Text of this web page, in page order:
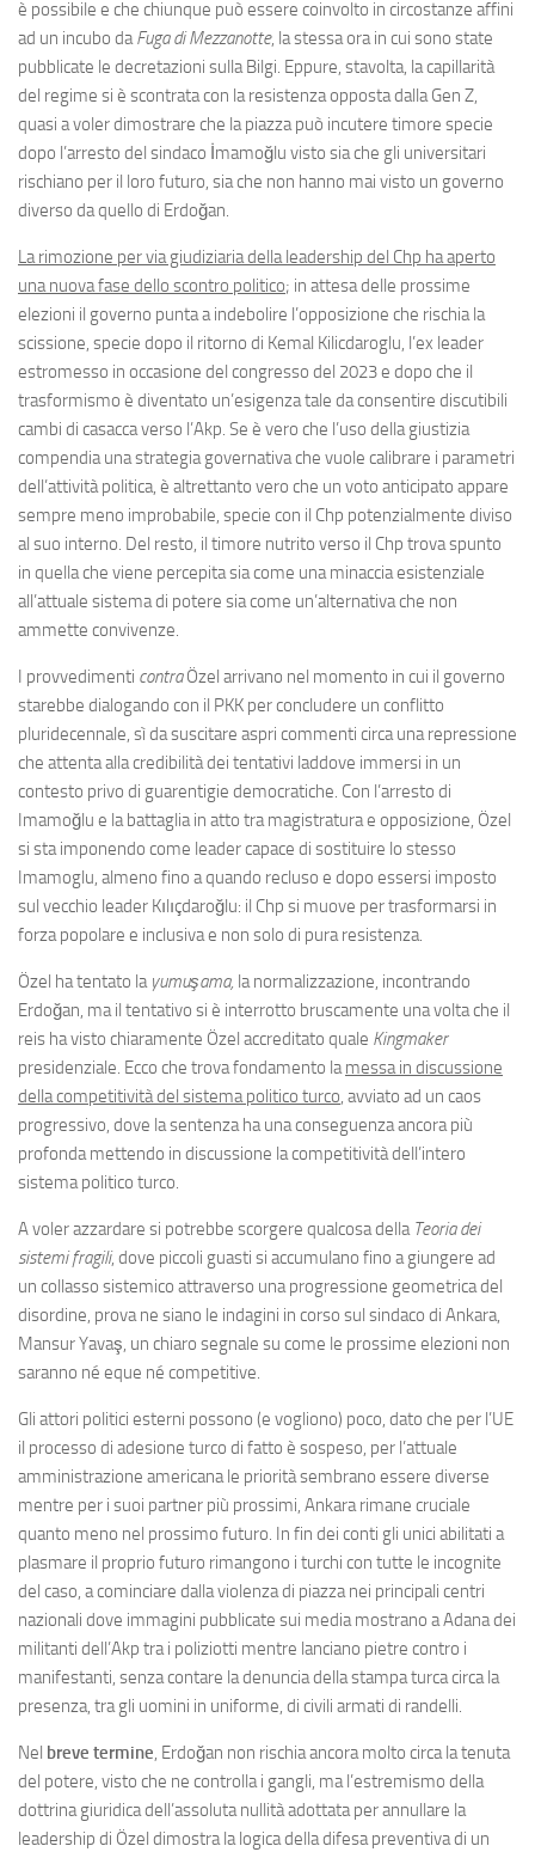
è possibile e che chiunque può essere coinvolto in circostanze affini
ad un incubo daFuga di Mezzanotte, la stessa ora in cui sono state
pubblicate le decretazioni sulla Bilgi. Eppure, stavolta, la capillarità
del regime si è scontrata con la resistenza opposta dalla Gen Z,
quasi a voler dimostrare che la piazza può incutere timore specie
dopo l’arresto del sindaco İmamoğlu visto sia che gli universitari
rischiano per il loro futuro, sia che non hanno mai visto un governo
diverso da quello di Erdoğan.
La rimozione per via giudiziaria della leadership del Chp ha aperto
una nuova fase dello scontro politico; in attesa delle prossime
elezioni il governo punta a indebolire l’opposizione che rischia la
scissione, specie dopo il ritorno di Kemal Kilicdaroglu, l’ex leader
estromesso in occasione del congresso del 2023 e dopo che il
trasformismo è diventato un’esigenza tale da consentire discutibili
cambi di casacca verso l’Akp. Se è vero che l’uso della giustizia
compendia una strategia governativa che vuole calibrare i parametri
dell’attività politica, è altrettanto vero che un voto anticipato appare
sempre meno improbabile, specie con il Chp potenzialmente diviso
al suo interno. Del resto, il timore nutrito verso il Chp trova spunto
in quella che viene percepita sia come una minaccia esistenziale
all’attuale sistema di potere sia come un’alternativa che non
ammette convivenze.
I provvedimenti contraÖzel arrivano nel momento in cui il governo
starebbe dialogando con il PKK per concludere un conflitto
pluridecennale, sì da suscitare aspri commenti circa una repressione
che attenta alla credibilità dei tentativi laddove immersi in un
contesto privo di guarentigie democratiche. Con l’arresto di
Imamoğlu e la battaglia in atto tra magistratura e opposizione, Özel
si sta imponendo come leader capace di sostituire lo stesso
Imamoglu, almeno fino a quando recluso e dopo essersi imposto
sul vecchio leader Kılıçdaroğlu: il Chp si muove per trasformarsi in
forza popolare e inclusiva e non solo di pura resistenza.
Özel ha tentato la yumuşama, la normalizzazione, incontrando
Erdoğan, ma il tentativo si è interrotto bruscamente una volta che il
reis ha visto chiaramente Özel accreditato quale Kingmaker
presidenziale. Ecco che trova fondamento lamessa in discussione
della competitività del sistema politico turco, avviato ad un caos
progressivo, dove la sentenza ha una conseguenza ancora più
profonda mettendo in discussione la competitività dell’intero
sistema politico turco.
A voler azzardare si potrebbe scorgere qualcosa della Teoria dei
sistemi fragili, dove piccoli guasti si accumulano fino a giungere ad
un collasso sistemico attraverso una progressione geometrica del
disordine, prova ne siano le indagini in corso sul sindaco di Ankara,
Mansur Yavaş, un chiaro segnale su come le prossime elezioni non
saranno né eque né competitive.
Gli attori politici esterni possono (e vogliono) poco, dato che per l’UE
il processo di adesione turco di fatto è sospeso, per l’attuale
amministrazione americana le priorità sembrano essere diverse
mentre per i suoi partner più prossimi, Ankara rimane cruciale
quanto meno nel prossimo futuro. In fin dei conti gli unici abilitati a
plasmare il proprio futuro rimangono i turchi con tutte le incognite
del caso, a cominciare dalla violenza di piazza nei principali centri
nazionali dove immagini pubblicate sui media mostrano a Adana dei
militanti dell’Akp tra i poliziotti mentre lanciano pietre contro i
manifestanti, senza contare la denuncia della stampa turca circa la
presenza, tra gli uomini in uniforme, di civili armati di randelli.
Nel breve termine, Erdoğan non rischia ancora molto circa la tenuta
del potere, visto che ne controlla i gangli, ma l’estremismo della
dottrina giuridica dell’assoluta nullità adottata per annullare la
leadership di Özel dimostra la logica della difesa preventiva di un